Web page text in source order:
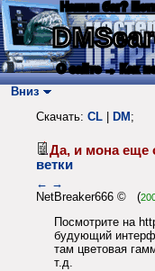
Нашли баг?
О сайте → Как
Вниз
Скачать: CL DM ;
Да, и мона еще
ветки
← →
NetBreaker666 © (
Посмотрите на
будующий
там цветовая
т.д.